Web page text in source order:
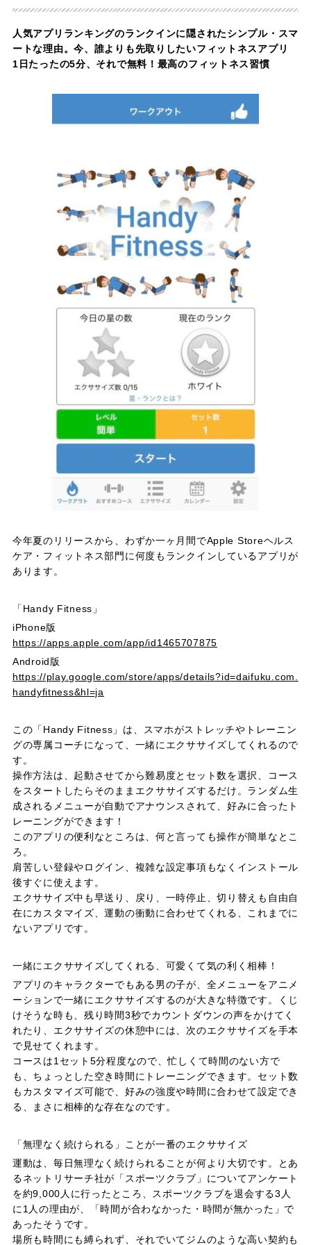
人気アプリランキングのランクインに隠されたシンプル・スマ
ートな理由。今、誰よりも先取りしたいフィットネスアプリ
1日たったの5分、それで無料！最高のフィットネス習慣
今年夏のリリースから、わずか一ヶ月間でApple Storeヘルス
ケア・フィットネス部門に何度もランクインしているアプリが
あります。
「Handy Fitness」
iPhone版
https://apps.apple.com/app/id1465707875
Android版
https://play.google.com/store/apps/details?id=daifuku.com.
handyfitness&hl=ja
この「Handy Fitness」は、スマホがストレッチやトレーニン
グの専属コーチになって、一緒にエクササイズしてくれるので
す。
操作方法は、起動させてから難易度とセット数を選択、コース
をスタートしたらそのままエクササイズするだけ。ランダム生
成されるメニューが自動でアナウンスされて、好みに合ったト
レーニングができます！
このアプリの便利なところは、何と言っても操作が簡単なとこ
ろ。
肩苦しい登録やログイン、複雑な設定事項もなくインストール
後すぐに使えます。
エクササイズ中も早送り、戻り、一時停止、切り替えも自由自
在にカスタマイズ、運動の衝動に合わせてくれる、これまでに
ないアプリです。
一緒にエクササイズしてくれる、可愛くて気の利く相棒！
アプリのキャラクターでもある男の子が、全メニューをアニメ
ーションで一緒にエクササイズするのが大きな特徴です。くじ
けそうな時も、残り時間3秒でカウントダウンの声をかけてく
れたり、エクササイズの休憩中には、次のエクササイズを手本
で見せてくれます。
コースは1セット5分程度なので、忙しくて時間のない方で
も、ちょっとした空き時間にトレーニングできます。セット数
もカスタマイズ可能で、好みの強度や時間に合わせて設定でき
る、まさに相棒的な存在なのです。
「無理なく続けられる」ことが一番のエクササイズ
運動は、毎日無理なく続けられることが何より大切です。とあ
るネットリサーチ社が「スポーツクラブ」についてアンケート
を約9,000人に行ったところ、スポーツクラブを退会する3人
に1人の理由が、「時間が合わなかった・時間が無かった」で
あったそうです。
場所も時間にも縛られず、それでいてジムのような高い契約も